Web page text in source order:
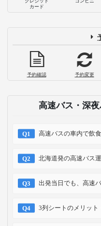
カード
予約確認 予約変更
高速バス・深
高速バスの車内で飲
北海道発の高速バス
出発当日でも、高速
3列シートのメリット